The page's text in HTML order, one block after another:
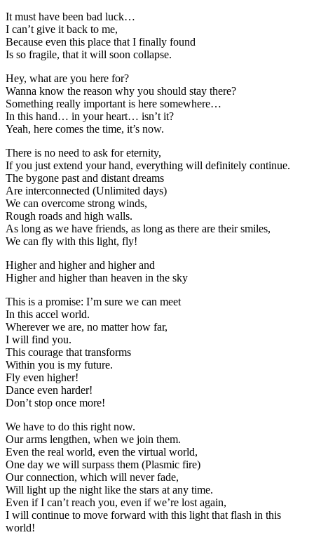
It must have been bad luck…
I can’t give it back to me,
Because even this place that I finally found
Is so fragile, that it will soon collapse.
Hey, what are you here for?
Wanna know the reason why you should stay there?
Something really important is here somewhere…
In this hand… in your heart… isn’t it?
Yeah, here comes the time, it’s now.
There is no need to ask for eternity,
If you just extend your hand, everything will definitely continue.
The bygone past and distant dreams
Are interconnected (Unlimited days)
We can overcome strong winds,
Rough roads and high walls.
As long as we have friends, as long as there are their smiles,
We can fly with this light, fly!
Higher and higher and higher and
Higher and higher than heaven in the sky
This is a promise: I’m sure we can meet
In this accel world.
Wherever we are, no matter how far,
I will find you.
This courage that transforms
Within you is my future.
Fly even higher!
Dance even harder!
Don’t stop once more!
We have to do this right now.
Our arms lengthen, when we join them.
Even the real world, even the virtual world,
One day we will surpass them (Plasmic fire)
Our connection, which will never fade,
Will light up the night like the stars at any time.
Even if I can’t reach you, even if we’re lost again,
I will continue to move forward with this light that flash in this
world!